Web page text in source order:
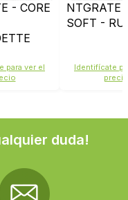
- CORE
para ver el
NTGRATE
SOFT -
Identifícate
precio
duda!